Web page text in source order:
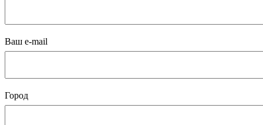
Ваш e-mail
Город